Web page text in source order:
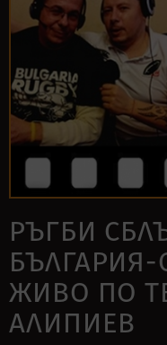
РЪГБИ
ЖИВО ПО
АЛИПИЕВ